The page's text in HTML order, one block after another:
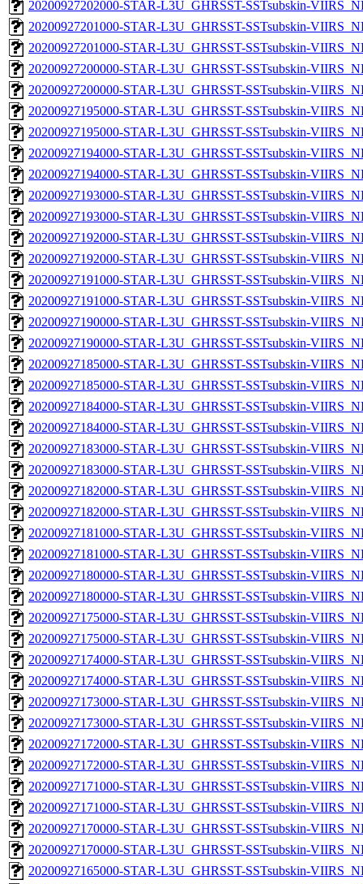
20200927202000-STAR-L3U_GHRSST-SSTsubskin-
20200927201000-STAR-L3U_GHRSST-SSTsubskin-
20200927201000-STAR-L3U_GHRSST-SSTsubskin-
20200927200000-STAR-L3U_GHRSST-SSTsubskin-
20200927200000-STAR-L3U_GHRSST-SSTsubskin-
20200927195000-STAR-L3U_GHRSST-SSTsubskin-
20200927195000-STAR-L3U_GHRSST-SSTsubskin-
20200927194000-STAR-L3U_GHRSST-SSTsubskin-
20200927194000-STAR-L3U_GHRSST-SSTsubskin-
20200927193000-STAR-L3U_GHRSST-SSTsubskin-
20200927193000-STAR-L3U_GHRSST-SSTsubskin-
20200927192000-STAR-L3U_GHRSST-SSTsubskin-
20200927192000-STAR-L3U_GHRSST-SSTsubskin-
20200927191000-STAR-L3U_GHRSST-SSTsubskin-
20200927191000-STAR-L3U_GHRSST-SSTsubskin-
20200927190000-STAR-L3U_GHRSST-SSTsubskin-
20200927190000-STAR-L3U_GHRSST-SSTsubskin-
20200927185000-STAR-L3U_GHRSST-SSTsubskin-
20200927185000-STAR-L3U_GHRSST-SSTsubskin-
20200927184000-STAR-L3U_GHRSST-SSTsubskin-
20200927184000-STAR-L3U_GHRSST-SSTsubskin-
20200927183000-STAR-L3U_GHRSST-SSTsubskin-
20200927183000-STAR-L3U_GHRSST-SSTsubskin-
20200927182000-STAR-L3U_GHRSST-SSTsubskin-
20200927182000-STAR-L3U_GHRSST-SSTsubskin-
20200927181000-STAR-L3U_GHRSST-SSTsubskin-
20200927181000-STAR-L3U_GHRSST-SSTsubskin-
20200927180000-STAR-L3U_GHRSST-SSTsubskin-
20200927180000-STAR-L3U_GHRSST-SSTsubskin-
20200927175000-STAR-L3U_GHRSST-SSTsubskin-
20200927175000-STAR-L3U_GHRSST-SSTsubskin-
20200927174000-STAR-L3U_GHRSST-SSTsubskin-
20200927174000-STAR-L3U_GHRSST-SSTsubskin-
20200927173000-STAR-L3U_GHRSST-SSTsubskin-
20200927173000-STAR-L3U_GHRSST-SSTsubskin-
20200927172000-STAR-L3U_GHRSST-SSTsubskin-
20200927172000-STAR-L3U_GHRSST-SSTsubskin-
20200927171000-STAR-L3U_GHRSST-SSTsubskin-
20200927171000-STAR-L3U_GHRSST-SSTsubskin-
20200927170000-STAR-L3U_GHRSST-SSTsubskin-
20200927170000-STAR-L3U_GHRSST-SSTsubskin-
20200927165000-STAR-L3U_GHRSST-SSTsubskin-